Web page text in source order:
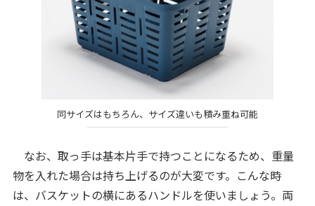
同サイズはもちろん、サイズ違いも積み重ね可能
なお、取っ手は基本片手で持つことになるため、重量
物を入れた場合は持ち上げるのが大変です。こんな時
は、バスケットの横にあるハンドルを使いましょう。両